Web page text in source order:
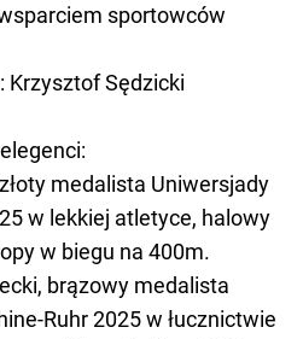
sportowców
Krzysztof Sędzicki
medalista Uniwersjady
w lekkiej atletyce, halowy
w biegu na 400m.
brązowy medalista
Ruhr 2025 w łucznictwie